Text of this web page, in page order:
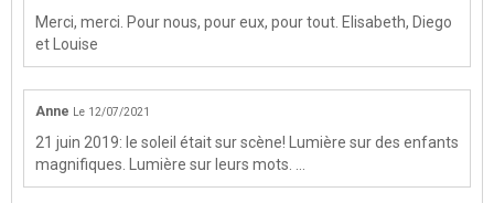
Merci, merci. Pour nous, pour eux, pour tout. Elisabeth, Diego
et Louise
Anne Le 12/07/2021
21 juin 2019: le soleil était sur scène! Lumière sur des enfants
magnifiques. Lumière sur leurs mots. ...